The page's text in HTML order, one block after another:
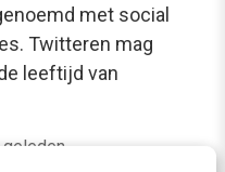
met social
Twitteren mag
leeftijd van
geleden